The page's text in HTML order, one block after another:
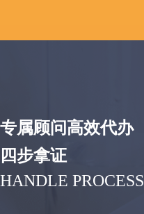
专属顾问高效代办
四步拿证
HANDLE PROCESS